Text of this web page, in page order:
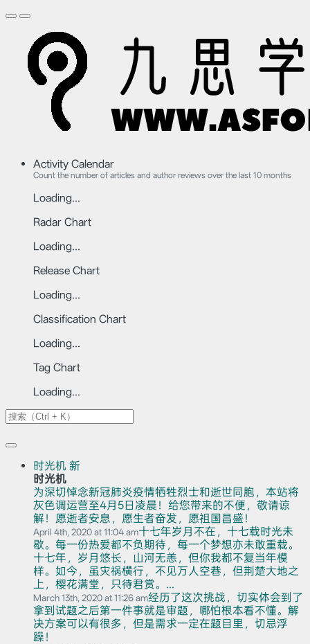
Activity Calendar
Count the number of articles and author reviews over the last 10 months
Loading...
Radar Chart
Loading...
Release Chart
Loading...
Classification Chart
Loading...
Tag Chart
Loading...
时光机 新
时光机
为深切悼念新冠肺炎疫情牺牲烈士和逝世同胞，本站将
灰色调运营至4月5日凌晨！给您带来的不便，敬请谅
解！愿逝者安息，愿生者奋发，愿祖国昌盛！
April 4th, 2020 at 11:04 am十七年岁月不在，十七载时光未
歇。每一份热爱都不负期待，每一个梦想亦未敢重载。
十七年，岁月悠长，山河无恙，但你我都不复当年模
样。如今，虽灾祸横行，不见万人空巷，但荆楚大地之
上，樱花满堂，只待君赏。...
March 13th, 2020 at 11:26 am经历了这次挑战，切实体会到了
拿到试题之后第一件事就是审题，哪怕根本看不懂。解
决方案可以有很多，但是需求一定在题目里，切忌浮
躁！